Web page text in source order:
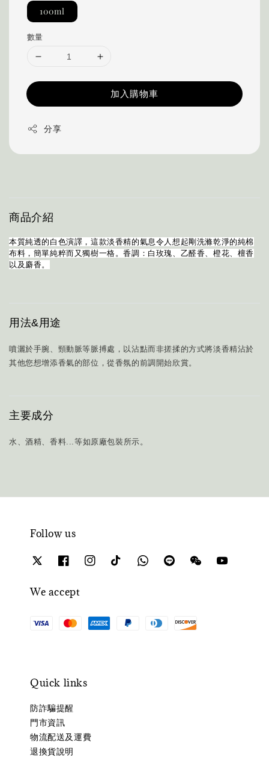
100ml
數量
加入購物車
分享
商品介紹
本質純透的白色演譯，這款淡香精的氣息令人想起剛洗滌乾淨的純棉
布料，簡單純粹而又獨樹一格。香調：白玫瑰、乙醛香、橙花、檀香
以及麝香。
用法&用途
噴灑於手腕、頸動脈等脈搏處，以沾點而非搓揉的方式將淡香精沾於
其他您想增添香氣的部位，從香氛的前調開始欣賞。
主要成分
水、酒精、香料...等如原廠包裝所示。
Follow us
We accept
Quick links
防詐騙提醒
門市資訊
物流配送及運費
退換貨說明